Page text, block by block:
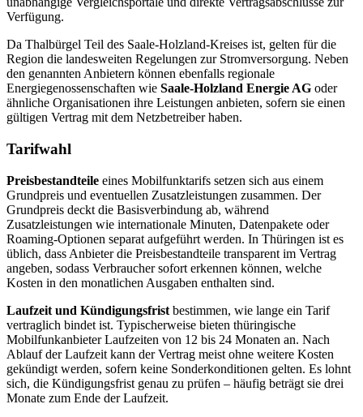
Verfügung.
Da Thalbürgel Teil des Saale-Holzland-Kreises ist, gelten für die
Region die landesweiten Regelungen zur Stromversorgung. Neben
den genannten Anbietern können ebenfalls regionale
Energiegenossenschaften wie Saale-Holzland Energie AG oder
ähnliche Organisationen ihre Leistungen anbieten, sofern sie einen
gültigen Vertrag mit dem Netzbetreiber haben.
Tarifwahl
Preisbestandteile eines Mobilfunktarifs setzen sich aus einem
Grundpreis und eventuellen Zusatzleistungen zusammen. Der
Grundpreis deckt die Basisverbindung ab, während
Zusatzleistungen wie internationale Minuten, Datenpakete oder
Roaming-Optionen separat aufgeführt werden. In Thüringen ist es
üblich, dass Anbieter die Preisbestandteile transparent im Vertrag
angeben, sodass Verbraucher sofort erkennen können, welche
Kosten in den monatlichen Ausgaben enthalten sind.
Laufzeit und Kündigungsfrist bestimmen, wie lange ein Tarif
vertraglich bindet ist. Typischerweise bieten thüringische
Mobilfunkanbieter Laufzeiten von 12 bis 24 Monaten an. Nach
Ablauf der Laufzeit kann der Vertrag meist ohne weitere Kosten
gekündigt werden, sofern keine Sonderkonditionen gelten. Es lohnt
sich, die Kündigungsfrist genau zu prüfen – häufig beträgt sie drei
Monate zum Ende der Laufzeit.